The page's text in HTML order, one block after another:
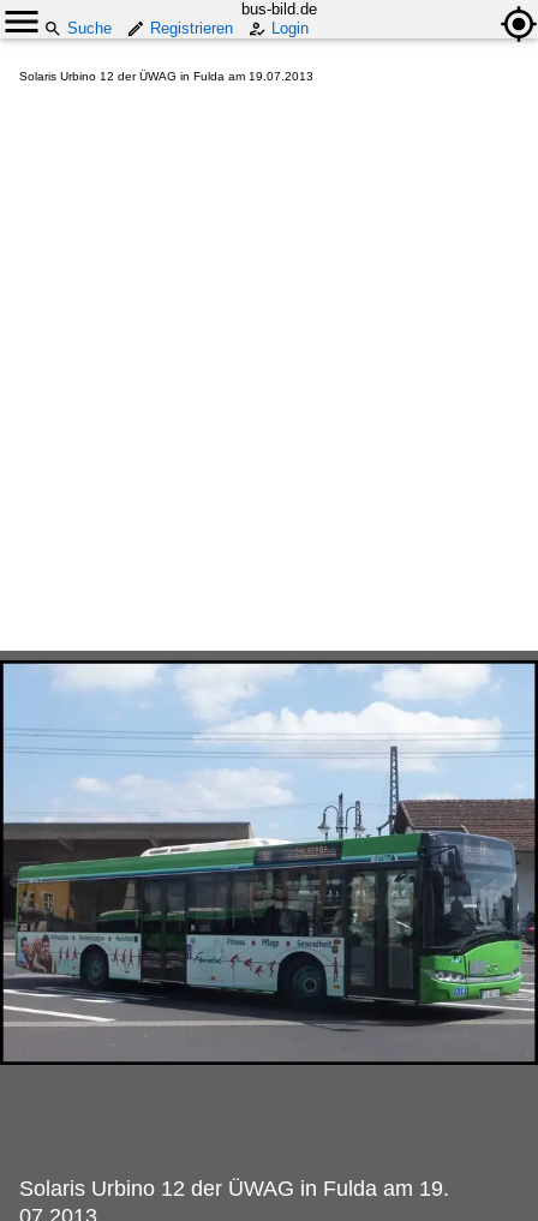
bus-bild.de
Suche
Registrieren Login
Solaris Urbino 12 der ÜWAG in Fulda am 19.07.2013
Solaris Urbino 12 der ÜWAG in Fulda am 19.